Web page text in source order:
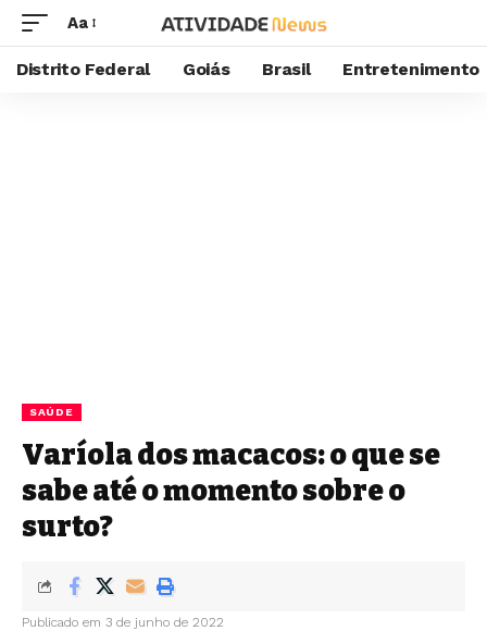
Aa
Distrito Federal Goiás Brasil Entretenimento
SAÚDE
Varíola dos macacos: o que se
sabe até o momento sobre o
surto?
Publicado em 3 de junho de 2022